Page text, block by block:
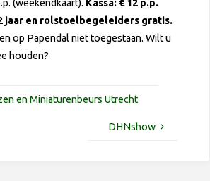
(weekendkaart). Kassa: € 12 p.p.
jaar en rolstoelbegeleiders gratis.
op Papendal niet toegestaan. Wilt u
houden?
en Miniaturenbeurs Utrecht
DHNshow